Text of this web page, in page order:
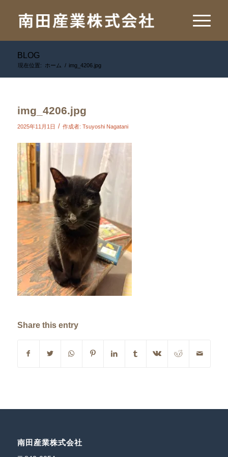
BLOG
現在位置: ホーム / img_4206.jpg
img_4206.jpg
2025年11月1日 / 作成者: Tsuyoshi Nagatani
Share this entry
南田産業株式会社